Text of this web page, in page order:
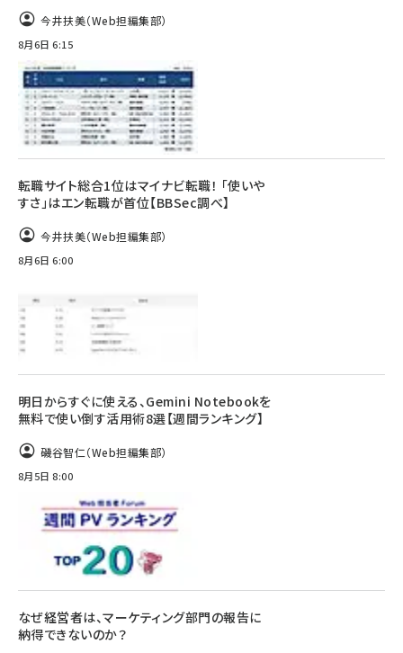
今井扶美（Web担編集部）
8月6日 6:15
転職サイト総合1位はマイナビ転職！ 「使いや
すさ」はエン転職が首位【BBSec調べ】
今井扶美（Web担編集部）
8月6日 6:00
明日からすぐに使える、Gemini Notebookを
無料で使い倒す活用術8選【週間ランキング】
磯谷智仁（Web担編集部）
8月5日 8:00
なぜ経営者は、マーケティング部門の報告に
納得できないのか？